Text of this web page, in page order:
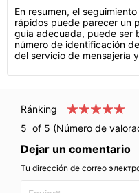
En resumen, el
rápidos puede parecer un
guía adecuada, puede ser
número de identificación
del servicio de mensajería
Ránking
5 of 5 (Número de
Dejar un comentario
Tu dirección de correo